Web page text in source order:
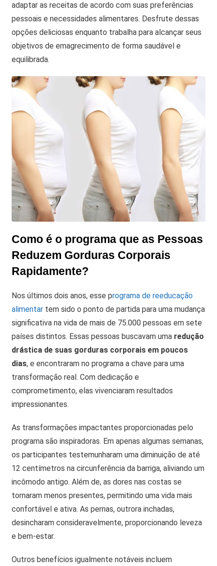
adaptar as receitas de acordo com suas preferências
pessoais e necessidades alimentares. Desfrute dessas
opções deliciosas enquanto trabalha para alcançar seus
objetivos de emagrecimento de forma saudável e
equilibrada.
Como é o programa que as Pessoas
Reduzem Gorduras Corporais
Rapidamente?
Nos últimos dois anos, esse programa de reeducação
alimentar tem sido o ponto de partida para uma mudança
significativa na vida de mais de 75.000 pessoas em sete
países distintos. Essas pessoas buscavam uma redução
drástica de suas gorduras corporais em poucos
dias, e encontraram no programa a chave para uma
transformação real. Com dedicação e
comprometimento, elas vivenciaram resultados
impressionantes.
As transformações impactantes proporcionadas pelo
programa são inspiradoras. Em apenas algumas semanas,
os participantes testemunharam uma diminuição de até
12 centímetros na circunferência da barriga, aliviando um
incômodo antigo. Além de, as dores nas costas se
tornaram menos presentes, permitindo uma vida mais
confortável e ativa. As pernas, outrora inchadas,
desincharam consideravelmente, proporcionando leveza
e bem-estar.
Outros benefícios igualmente notáveis incluem